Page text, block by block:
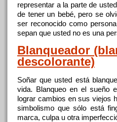
representar a la parte de
de tener un bebé, pero se
ser reconocido como
sepan que usted no es una
Blanqueador
descolorante)
Soñar que usted está
vida. Blanqueo en el sueño
lograr cambios en sus viejos
simbolismo que sólo está
marca, culpa u otra